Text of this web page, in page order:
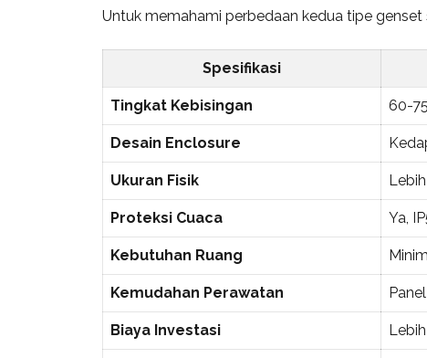
Untuk memahami perbedaan kedua tipe
Spesifikasi
Tingkat Kebisingan 60-
Desain Enclosure
Ukuran Fisik
Proteksi Cuaca Ya,
Kebutuhan Ruang
Kemudahan Perawatan
Biaya Investasi